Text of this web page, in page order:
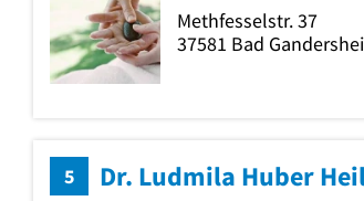
Methfesselstr. 37
37581 Bad
5 Dr. Ludmila Huber